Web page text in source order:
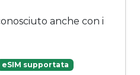
anche con i
eSIM supportata